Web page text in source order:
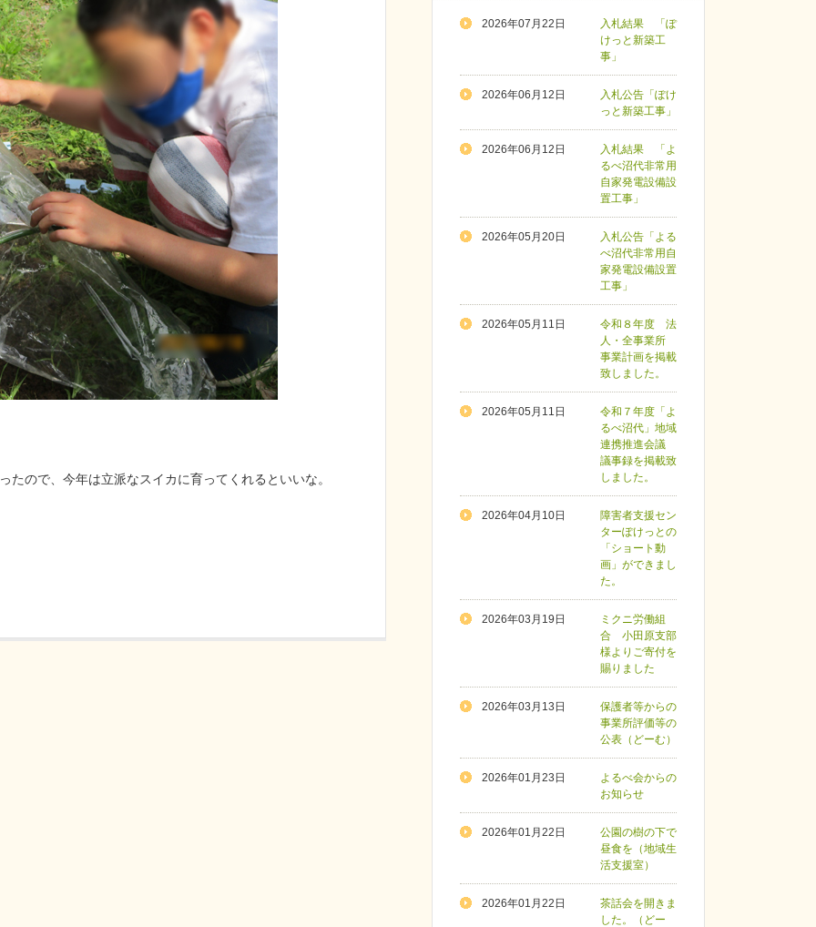
ので、今年は立派なスイカに育ってくれるといいな。
2026年07月22日
入札結果 「ぽ
けっと新築工
事」
2026年06月12日
入札公告「ぽけ
っと新築工事」
2026年06月12日
入札結果 「よ
るべ沼代非常用
自家発電設備設
置工事」
2026年05月20日
入札公告「よる
べ沼代非常用自
家発電設備設置
工事」
2026年05月11日
令和８年度 法
人・全事業所
事業計画を掲載
致しました。
2026年05月11日
令和７年度「よ
るべ沼代」地域
連携推進会議
議事録を掲載致
しました。
2026年04月10日
障害者支援セン
ターぽけっとの
「ショート動
画」ができまし
た。
2026年03月19日
ミクニ労働組
合 小田原支部
様よりご寄付を
賜りました
2026年03月13日
保護者等からの
事業所評価等の
公表（どーむ）
2026年01月23日
よるべ会からの
お知らせ
2026年01月22日
公園の樹の下で
昼食を（地域生
活支援室）
2026年01月22日
茶話会を開きま
した。（どー